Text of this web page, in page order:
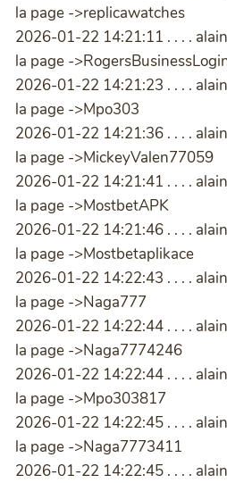
la page ->replicawatches
2026-01-22 14:21:11 . . . .
la page -
2026-01-22 14:21:23 . . . .
la page ->Mpo303
2026-01-22 14:21:36 . . . .
la page ->MickeyValen77059
2026-01-22 14:21:41 . . . .
la page ->MostbetAPK
2026-01-22 14:21:46 . . . .
la page ->Mostbetaplikace
2026-01-22 14:22:43 . . . .
la page ->Naga777
2026-01-22 14:22:44 . . . .
la page ->Naga7774246
2026-01-22 14:22:44 . . . .
la page ->Mpo303817
2026-01-22 14:22:45 . . . .
la page ->Naga7773411
2026-01-22 14:22:45 . . . .